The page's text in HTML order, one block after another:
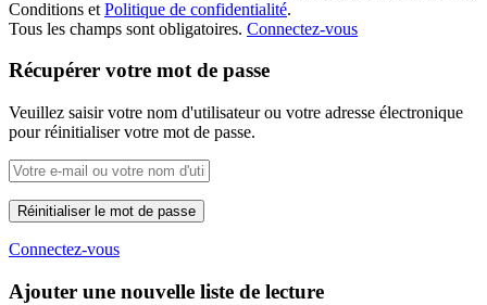
Conditions et Politique de confidentialité.
Tous les champs sont obligatoires. Connectez-vous
Récupérer votre mot de passe
Veuillez saisir votre nom d'utilisateur ou votre adresse électronique
pour réinitialiser votre mot de passe.
Connectez-vous
Ajouter une nouvelle liste de lecture